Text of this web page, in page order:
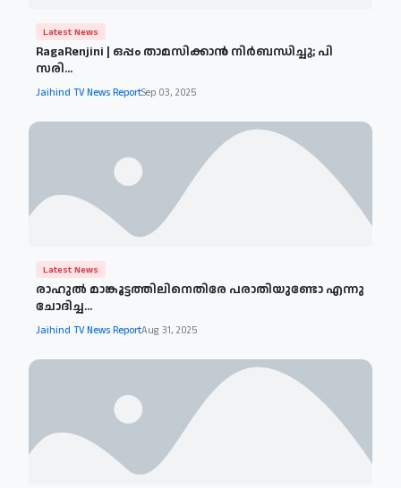
Latest News
RagaRenjini | ഒപ്പം താമസിക്കാന്‍ നിര്‍ബന്ധിച്ചു; പി
സരി...
Jaihind TV News ReportSep 03, 2025
Latest News
രാഹുല്‍ മാങ്കൂട്ടത്തിലിനെതിരേ പരാതിയുണ്ടോ എന്നു
ചോദിച്ച...
Jaihind TV News ReportAug 31, 2025